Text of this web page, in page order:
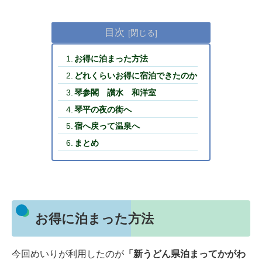
目次
お得に泊まった方法
どれくらいお得に宿泊できたのか
琴参閣 讃水 和洋室
琴平の夜の街へ
宿へ戻って温泉へ
まとめ
お得に泊まった方法
今回めいりが利用したのが 「新うどん県泊まってかがわ